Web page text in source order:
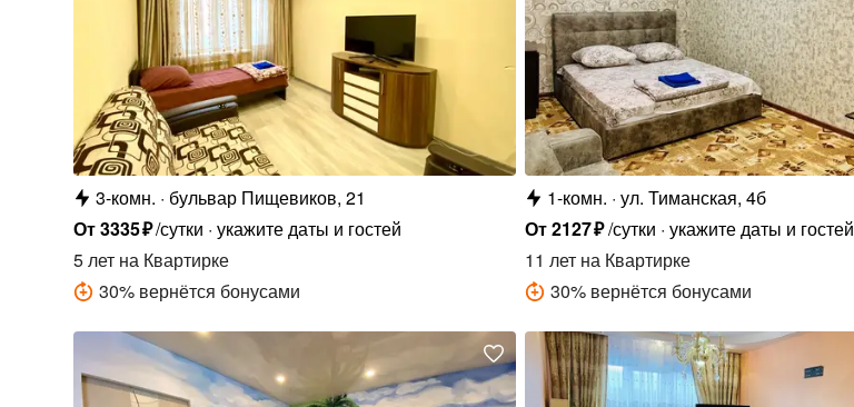
3-комн.
бульвар Пищевиков, 21
От3335₽/сутки укажите даты и гостей
5 летна Квартирке
30% вернётся бонусами
1-комн. ул. Тиманская, 4б
От2127₽/сутки укажите даты и гостей
11 лет на Квартирке
30% вернётся бонусами